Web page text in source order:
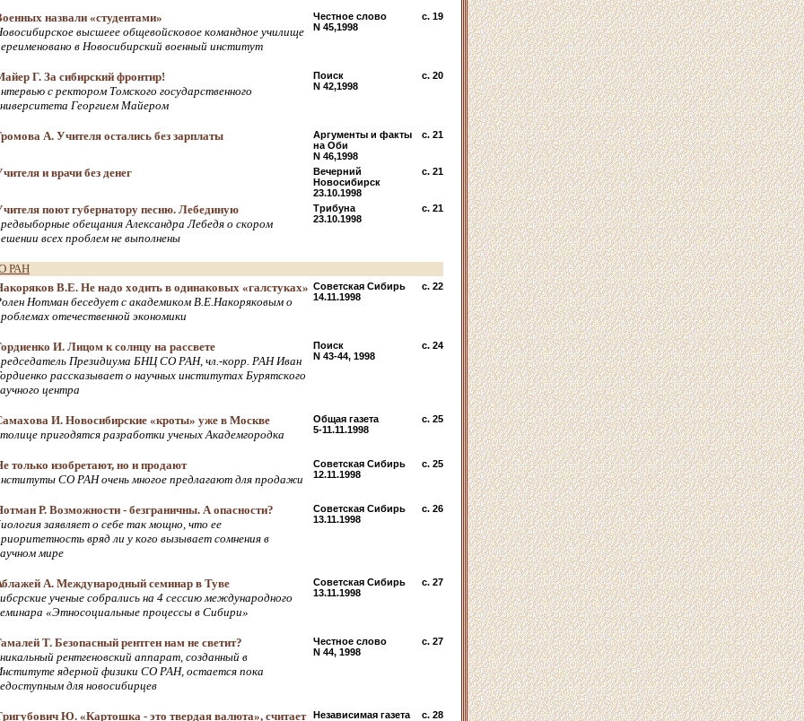
назвали «студентами»
высшеее общевойсковое командное училище
в Новосибирский военный институт
Честное слово
N 45,1998
c. 19
Г. За сибирский фронтир!
с ректором Томского государственного
Георгием Майером
Поиск
N 42,1998
c. 20
А. Учителя остались без зарплаты
Аргументы и факты
на Оби
N 46,1998
c. 21
и врачи без денег
Вечерний
Новосибирск
23.10.1998
c. 21
поют губернатору песню. Лебединую
обещания Александра Лебедя о скором
всех проблем не выполнены
Трибуна
23.10.1998
c. 21
РАН
В.Е. Не надо ходить в одинаковых «галстуках»
Нотман беседует с академиком В.Е.Накоряковым о
отечественной экономики
Советская Сибирь
14.11.1998
c. 22
И. Лицом к солнцу на рассвете
Президиума БНЦ СО РАН, чл.-корр. РАН Иван
рассказывает о научных институтах Бурятского
центра
Поиск
N 43-44, 1998
c. 24
И. Новосибирские «кроты» уже в Москве
пригодятся разработки ученых Академгородка
Общая газета
5-11.11.1998
c. 25
только изобретают, но и продают
СО РАН очень многое предлагают для продажи
Советская Сибирь
12.11.1998
c. 25
Р. Возможности - безграничны. А опасности?
заявляет о себе так мощно, что ее
вряд ли у кого вызывает сомнения в
мире
Советская Сибирь
13.11.1998
c. 26
А. Международный семинар в Туве
ученые собрались на 4 сессию международного
«Этносоциальные процессы в Сибири»
Советская Сибирь
13.11.1998
c. 27
Т. Безопасный рентген нам не светит?
рентгеновский аппарат, созданный в
ядерной физики СО РАН, остается пока
для новосибирцев
Честное слово
N 44, 1998
c. 27
Ю. «Картошка - это твердая валюта», считает
Независимая газета
c. 28